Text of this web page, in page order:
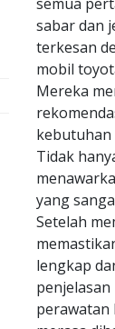
sabar dan
terkesan
mobil
Mereka
kebutuhan
Tidak
yang
Setelah
lengkap
perawatan